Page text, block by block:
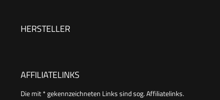
Arbeitsbehälter, 650 W, Blau
HERSTELLER
AFFILIATELINKS
Die mit * gekennzeichneten Links sind sog. Affiliatelinks.